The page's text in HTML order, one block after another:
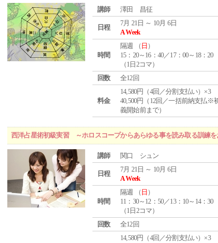
講師 澤田 昌征
日程
7月 21日 ～ 10月 6日
A Week
時間
隔週 （ 日 ）
15：20～16：40／17：00～18：20
（1日2コマ）
回数
全12回
料金
14,580円（4回／分割支払い）×3
40,500円（12回／一括前納支払※
義開始前まで）
西洋占星術初級実習 ～ホロスコープからあらゆる事を読み取る訓練を
講師 関口 シュン
日程
7月 21日 ～ 10月 6日
A Week
時間
隔週 （ 日 ）
11：30～12：50／13：10～14：30
（1日2コマ）
回数
全12回
14,580円（4回／分割支払い）×3